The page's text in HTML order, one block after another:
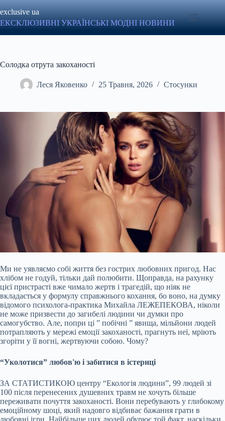
до
вмісту
exclusive ua
ЕКСКЛЮЗИВНІ УКРАЇНСЬКІ МОДНІ НОВИНИ
Солодка отрута закоханості
Леся Яковенко 25 Травня, 2026 Стосунки
Ми не уявляємо собі життя без гострих любовних пригод. Нас
хлібом не годуй, тільки дай полюбити. Щоправда, на рахунку
цієї пристрасті вже чимало жертв і трагедій, що ніяк не
вкладається у формулу справжнього кохання, бо воно, на думку
відомого психолога-практика Михайла ЛЕЖЕПЕКОВА, ніколи
не може призвести до загибелі людини чи думки про
самогубство. Але, попри ці ” побічні ” явища, мільйони людей
потрапляють у мережі емоції закоханості, прагнуть неї, мріють
згоріти у її вогні, жертвуючи собою. Чому?
“Уколотися” любов'ю і забитися в істериці
ЗА СТАТИСТИКОЮ центру “Екологія людини”, 99 людей зі
100 після перенесених душевних травм не хочуть більше
переживати почуття закоханості. Вони перебувають у глибокому
емоційному шоці, який надовго відбиває бажання грати в